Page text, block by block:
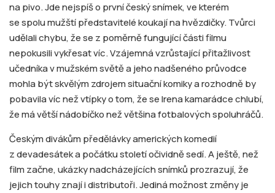
na pivo. Jde nejspíš o první český snímek, ve kterém
se spolu mužští představitelé koukají na hvězdičky. Tvůrci
udělali chybu, že se z poměrně fungující části filmu
nepokusili vykřesat víc. Vzájemná vzrůstající přitažlivost
učedníka v mužském světě a jeho nadšeného průvodce
mohla být skvělým zdrojem situační komiky a rozhodně by
pobavila víc než vtípky o tom, že se Irena kamarádce chlubí,
že má větší nádobíčko než většina fotbalových spoluhráčů.
Českým divákům předělávky amerických komedií
z devadesátek a počátku století očividně sedí. A ještě, než
film začne, ukázky nadcházejících snímků prozrazují, že
jejich touhy znají i distributoři. Jediná možnost změny je